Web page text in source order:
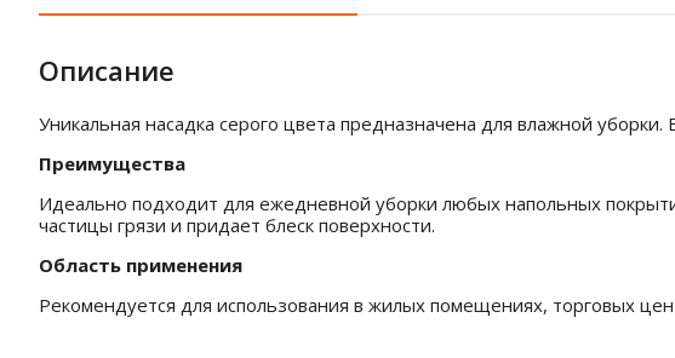
Описание
Уникальная насадка серого цвета предназначена для влажной
Преимущества
Идеально подходит для ежедневной уборки любых напольных
частицы грязи и придает блеск поверхности.
Область применения
Рекомендуется для использования в жилых помещениях, торговых